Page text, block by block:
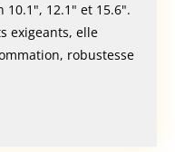
12.1" et 15.6".
exigeants, elle
robustesse